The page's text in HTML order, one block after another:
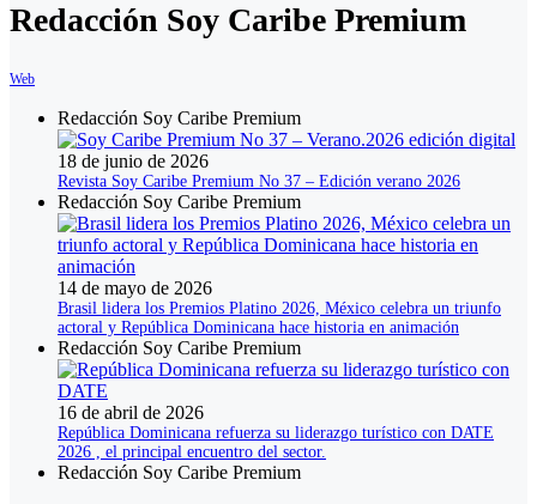
Redacción Soy Caribe Premium
Web
Redacción Soy Caribe Premium
18 de junio de 2026
Revista Soy Caribe Premium No 37 – Edición verano 2026
Redacción Soy Caribe Premium
14 de mayo de 2026
Brasil lidera los Premios Platino 2026, México celebra un triunfo
actoral y República Dominicana hace historia en animación
Redacción Soy Caribe Premium
16 de abril de 2026
República Dominicana refuerza su liderazgo turístico con DATE
2026 , el principal encuentro del sector.
Redacción Soy Caribe Premium